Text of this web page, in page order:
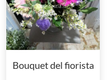
Bouquet del fiorista